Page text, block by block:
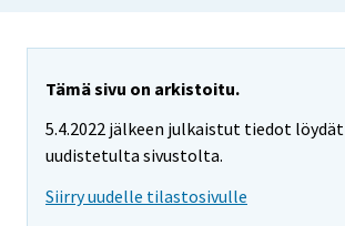
Tämä sivu on arkistoitu.
5.4.2022 jälkeen julkaistut tiedot löydät
uudistetulta sivustolta.
Siirry uudelle tilastosivulle